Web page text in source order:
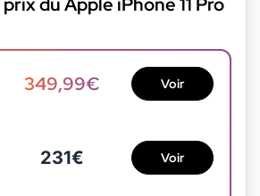
349,99€ Voir
231€ Voir